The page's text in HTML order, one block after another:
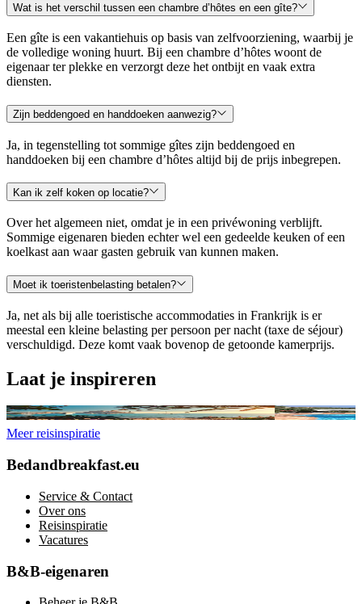
Wat is het verschil tussen een chambre d’hôtes en een gîte?
Een gîte is een vakantiehuis op basis van zelfvoorziening, waarbij je
de volledige woning huurt. Bij een chambre d’hôtes woont de
eigenaar ter plekke en verzorgt deze het ontbijt en vaak extra
diensten.
Zijn beddengoed en handdoeken aanwezig?
Ja, in tegenstelling tot sommige gîtes zijn beddengoed en
handdoeken bij een chambre d’hôtes altijd bij de prijs inbegrepen.
Kan ik zelf koken op locatie?
Over het algemeen niet, omdat je in een privéwoning verblijft.
Sommige eigenaren bieden echter wel een gedeelde keuken of een
koelkast aan waar gasten gebruik van kunnen maken.
Moet ik toeristenbelasting betalen?
Ja, net als bij alle toeristische accommodaties in Frankrijk is er
meestal een kleine belasting per persoon per nacht (taxe de séjour)
verschuldigd. Deze komt vaak bovenop de getoonde kamerprijs.
Laat je inspireren
B&B’s op de mooiste Spaanse eilanden: de BalearenChambres
Meer reisinspiratie
Bedandbreakfast.eu
Service & Contact
Over ons
Reisinspiratie
Vacatures
B&B-eigenaren